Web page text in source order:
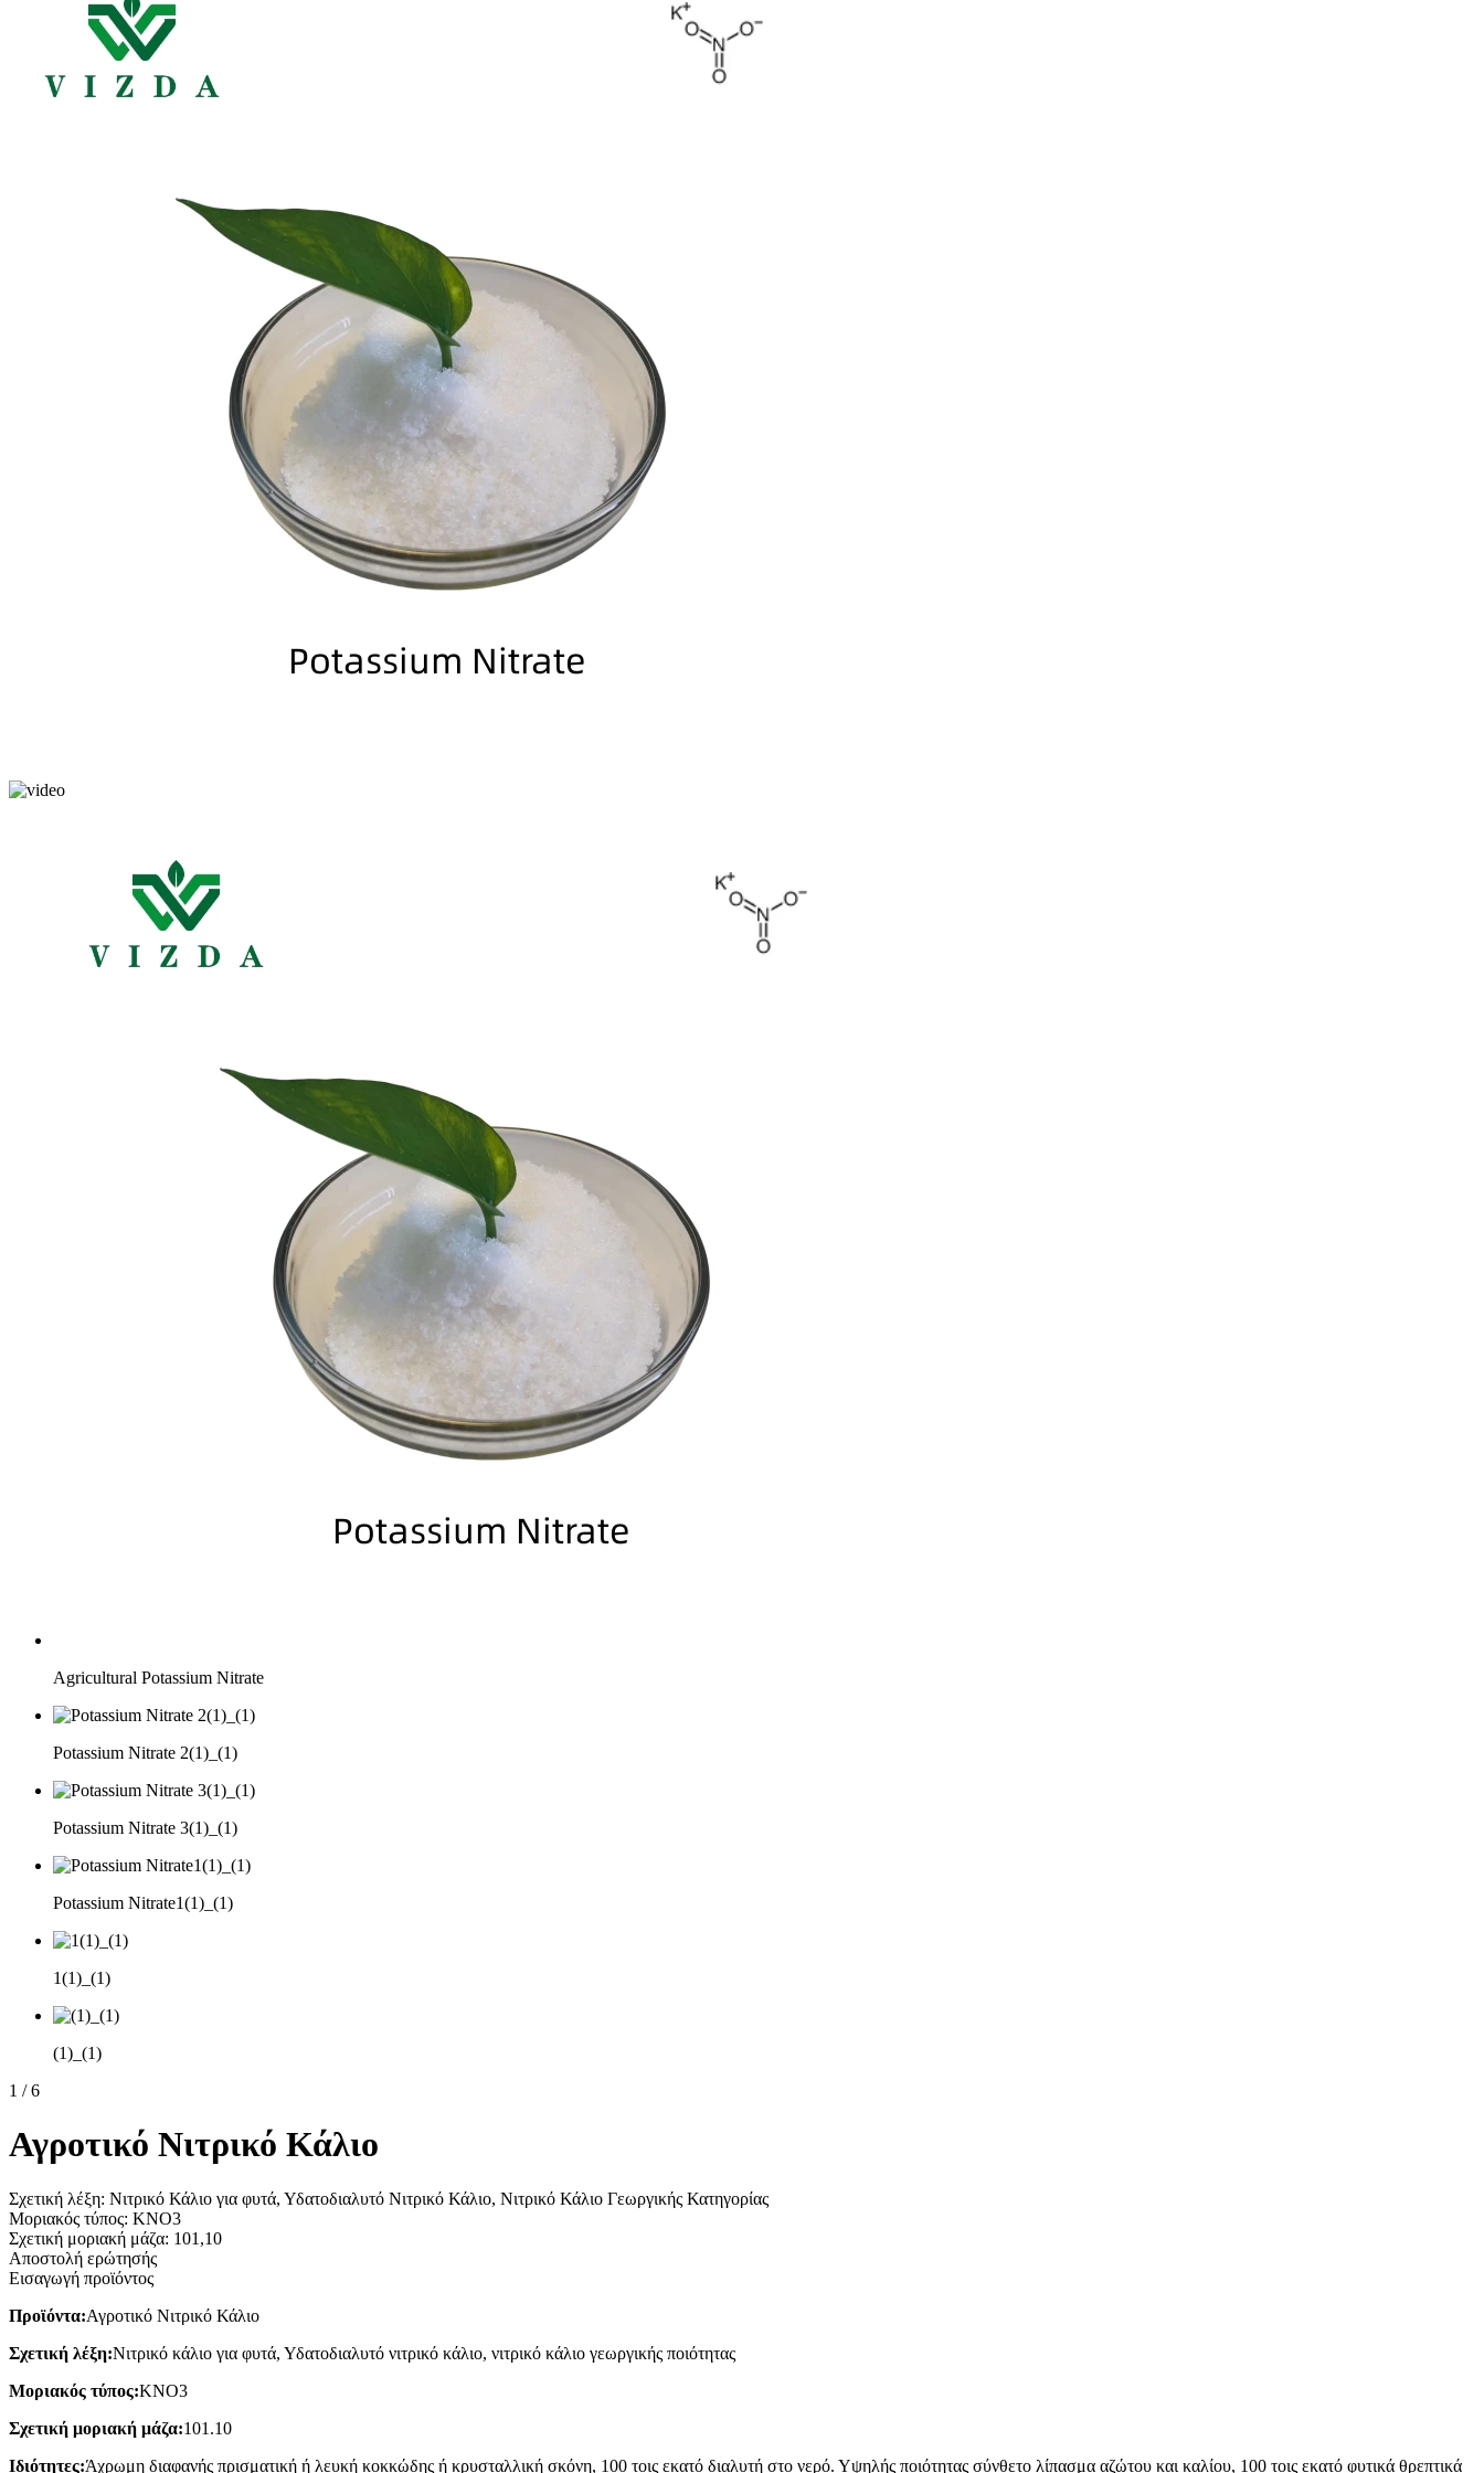
Agricultural Potassium Nitrate
Potassium Nitrate 2(1)_(1)
Potassium Nitrate 3(1)_(1)
Potassium Nitrate1(1)_(1)
1(1)_(1)
(1)_(1)
1 / 6
Αγροτικό Νιτρικό Κάλιο
Σχετική λέξη: Νιτρικό Κάλιο για φυτά, Υδατοδιαλυτό Νιτρικό Κάλιο, Νιτρικό Κάλιο Γεωργικής Κατηγορίας
Μοριακός τύπος: KNO3
Σχετική μοριακή μάζα: 101,10
Αποστολή ερώτησής
Εισαγωγή προϊόντος
Προϊόντα:Αγροτικό Νιτρικό Κάλιο
Σχετική λέξη:Νιτρικό κάλιο για φυτά, Υδατοδιαλυτό νιτρικό κάλιο, νιτρικό κάλιο γεωργικής ποιότητας
Μοριακός τύπος:KNO3
Σχετική μοριακή μάζα:101.10
Ιδιότητες:Άχρωμη διαφανής πρισματική ή λευκή κοκκώδης ή κρυσταλλική σκόνη, 100 τοις εκατό διαλυτή στο νερό. Υψηλής ποιότητας σύνθετο λίπασμα αζώτου και καλίου, 100 τοις εκατό φυτικά θρεπτικά